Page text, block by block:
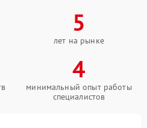
5
лет на рынке
4
минимальный опыт работы
специалистов